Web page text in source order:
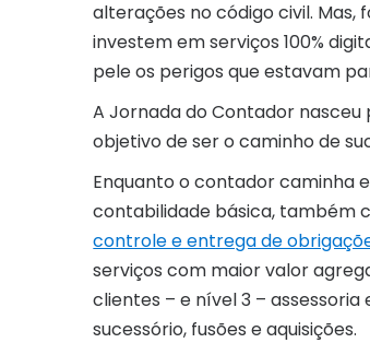
alterações no código civil. Mas,
investem em serviços 100%
pele os perigos que estavam
A Jornada do Contador
objetivo de ser o caminho de
Enquanto o contador caminha
contabilidade básica, também
controle e entrega de
serviços com maior valor
clientes – e nível 3 –
sucessório, fusões e aquisições.